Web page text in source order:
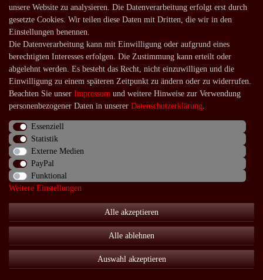
Versandarten und -kosten
Service
Kontakt
Häufige Fragen
Über uns
Impressum
Widerrufs­recht
unsere Website zu analysieren. Die Datenverarbeitung erfolgt erst durch
gesetzte Cookies. Wir teilen diese Daten mit Dritten, die wir in den
Einstellungen benennen.
Die Datenverarbeitung kann mit Einwilligung oder aufgrund eines
berechtigten Interesses erfolgen. Die Zustimmung kann erteilt oder
abgelehnt werden. Es besteht das Recht, nicht einzuwilligen und die
Einwilligung zu einem späteren Zeitpunkt zu ändern oder zu widerrufen.
Beachten Sie unser Impressum und weitere Hinweise zur Verwendung
personenbezogener Daten in unserer Daten­schutz­erklärung.
Essenziell
Statistik
Externe Medien
PayPal
Funktional
Weitere Einstellungen
Alle akzeptieren
Alle ablehnen
Auswahl akzeptieren